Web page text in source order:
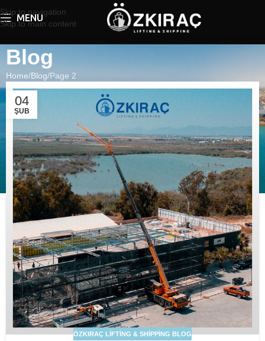
Skip to navigation
Skip to main content
MENU
Blog
Home Blog Page 2
04
ŞUB
ÖZKIRAÇ LIFTING & SHIPPING BLOG